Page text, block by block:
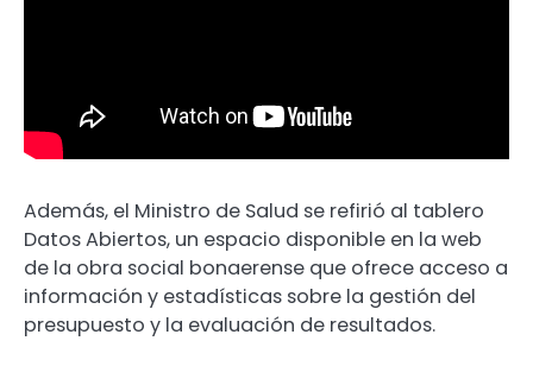
Además, el Ministro de Salud se refirió al tablero
Datos Abiertos, un espacio disponible en la web
de la obra social bonaerense que ofrece acceso a
información y estadísticas sobre la gestión del
presupuesto y la evaluación de resultados.